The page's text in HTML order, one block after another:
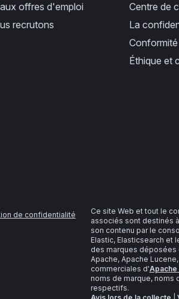
offres d'emploi
recrutons
Centre de
La
Éthique et
de confidentialité
Ce site Web et tout le
associés sont destinés
son contenu par le
Elastic, Elasticsearch et
des marques déposées
Apache, Apache
commerciales d'Apache
noms de marque, noms
respectifs.